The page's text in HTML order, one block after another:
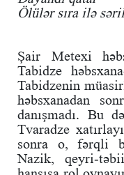
Ölülər sıra ilə
Şair Metexi
Tabidze
Tabidzenin
həbsxanadan
danışmadı. Bu
Tvaradze
sonra o, fərqli
Nazik, qeyri-